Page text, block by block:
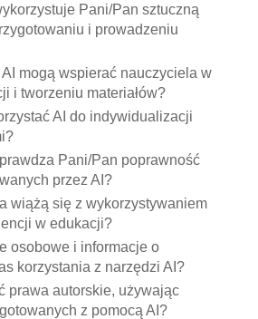
Pani/Pan sztuczną
i prowadzeniu
mogą wspierać nauczyciela w
i tworzeniu materiałów?
AI do indywidualizacji
Pani/Pan poprawność
przez AI?
wiążą się z wykorzystywaniem
w edukacji?
osobowe i informacje o
korzystania z narzędzi AI?
prawa autorskie, używając
z pomocą AI?